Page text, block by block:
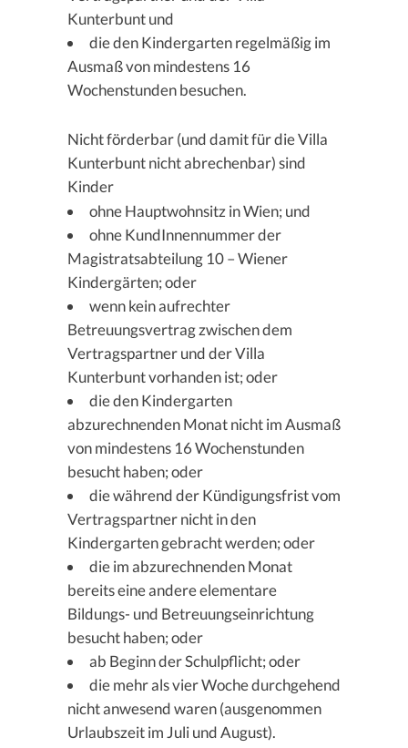
Kunterbunt und
die den Kindergarten regelmäßig im
Ausmaß von mindestens 16
Wochenstunden besuchen.
Nicht förderbar (und damit für die Villa
Kunterbunt nicht abrechenbar) sind
Kinder
ohne Hauptwohnsitz in Wien; und
ohne KundInnennummer der
Magistratsabteilung 10 – Wiener
Kindergärten; oder
wenn kein aufrechter
Betreuungsvertrag zwischen dem
Vertragspartner und der Villa
Kunterbunt vorhanden ist; oder
die den Kindergarten
abzurechnenden Monat nicht im Ausmaß
von mindestens 16 Wochenstunden
besucht haben; oder
die während der Kündigungsfrist vom
Vertragspartner nicht in den
Kindergarten gebracht werden; oder
die im abzurechnenden Monat
bereits eine andere elementare
Bildungs- und Betreuungseinrichtung
besucht haben; oder
ab Beginn der Schulpflicht; oder
die mehr als vier Woche durchgehend
nicht anwesend waren (ausgenommen
Urlaubszeit im Juli und August).